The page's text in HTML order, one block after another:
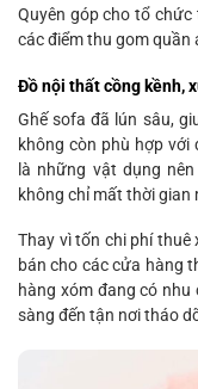
Quyên góp cho tổ
các điểm thu gom quần
Đồ nội thất cồng kềnh,
Ghế sofa đã lún sâu,
không còn phù hợp với
là những vật dụng
không chỉ mất thời gian
Thay vì tốn chi phí thuê
bán cho các cửa hàng
hàng xóm đang có
sàng đến tận nơi tháo